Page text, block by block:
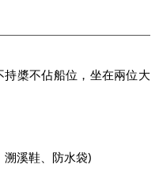
持槳不佔船位，坐在兩位大
溯溪鞋、防水袋)